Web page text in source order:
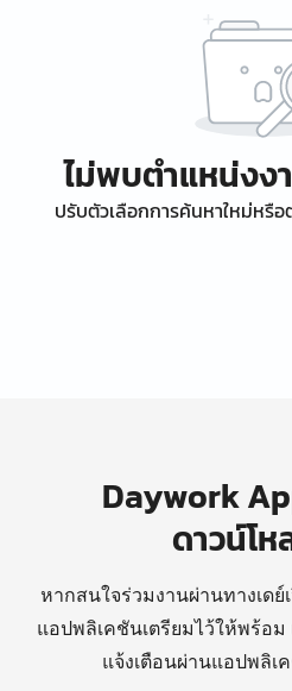
ไม่พบตำแหน่ง
ปรับตัวเลือกการค้นหาใหม่หรื
Daywork
ดาวน์โ
หากสนใจร่วมงานผ่านทางเด
แอปพลิเคชันเตรียมไว้ให้พร้อม
แจ้งเตือนผ่านแอปพลิ